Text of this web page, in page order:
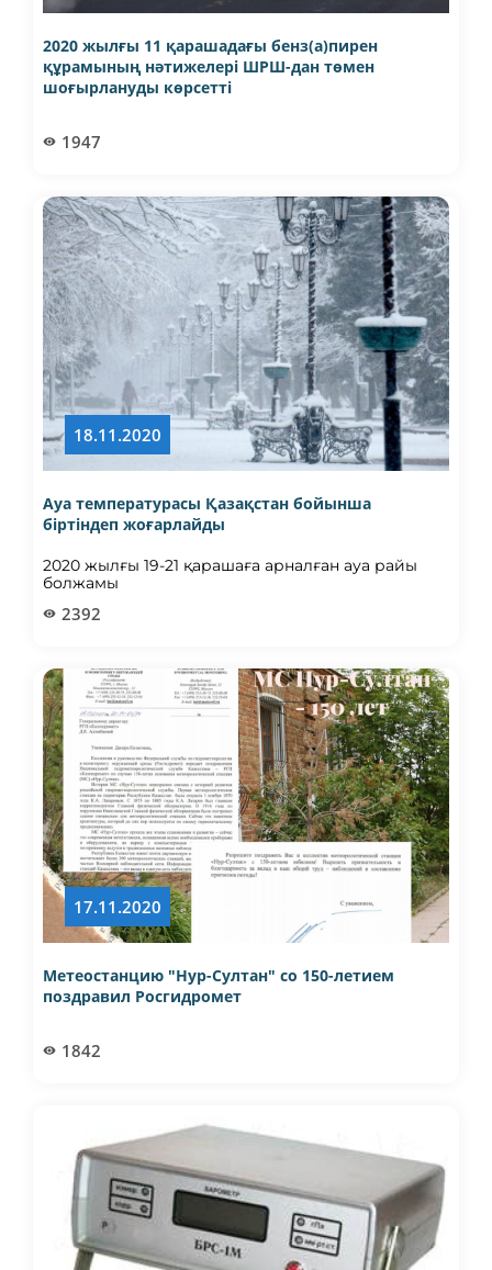
2020 жылғы 11 қарашадағы бенз(а)пирен
құрамының нәтижелері ШРШ-дан төмен
шоғырлануды көрсетті
1947
18.11.2020
Ауа температурасы Қазақстан бойынша
біртіндеп жоғарлайды
2020 жылғы 19-21 қарашаға арналған ауа райы
болжамы
2392
17.11.2020
Метеостанцию "Нур-Султан" со 150-летием
поздравил Росгидромет
1842